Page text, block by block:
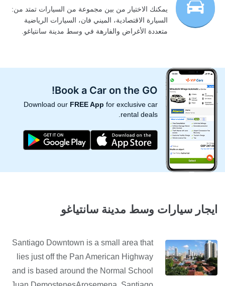
يمكنك الاختيار من بين مجموعة من السيارات تمتد من:
السيارة الاقتصادية، الميني فان، السيارات الرياضية
متعددة الأغراض والفارهة في وسط مدينة سانتياغو.
Book a Car on the GO!
Download our FREE App for exclusive car
rental deals.
ايجار سيارات وسط مدينة سانتياغو
Santiago Downtown is a small area that
lies just off the Pan American Highway
and is based around the Normal School